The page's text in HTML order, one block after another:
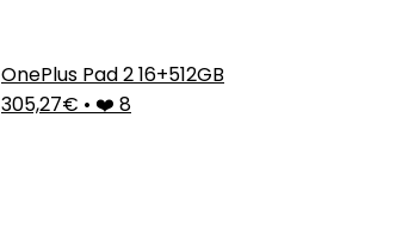
OnePlus Pad 2 16+512GB
305,27€ • ❤️ 8